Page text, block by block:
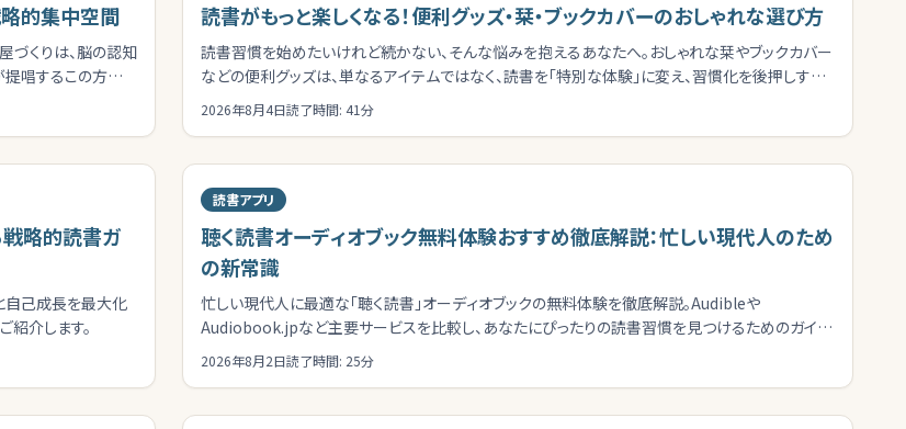
略的集中空間
づくりは、脳の認知
提唱するこの方法
読書がもっと楽しくなる！便利グッズ・栞・ブックカバーのおしゃれな選び方
読書習慣を始めたいけれど続かない、そんな悩みを抱えるあなたへ。おしゃれな栞やブックカバー
などの便利グッズは、単なるアイテムではなく、読書を「特別な体験」に変え、習慣化を後押しする
重要なツールです。
2026年8月4日読了時間: 41分
戦略的読書ガ
自己成長を最大化
介します。
読書アプリ
聴く読書オーディオブック無料体験おすすめ徹底解説：忙しい現代人のため
の新常識
忙しい現代人に最適な「聴く読書」オーディオブックの無料体験を徹底解説。Audibleや
Audiobook.jpなど主要サービスを比較し、あなたにぴったりの読書習慣を見つけるためのガイド
です。
2026年8月2日読了時間: 25分